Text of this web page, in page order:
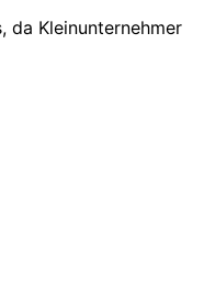
da Kleinunternehmer